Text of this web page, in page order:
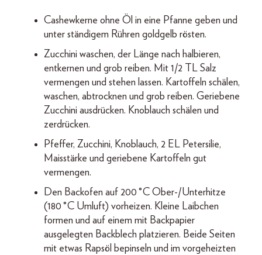
Cashewkerne ohne Öl in eine Pfanne geben und
unter ständigem Rühren goldgelb rösten.
Zucchini waschen, der Länge nach halbieren,
entkernen und grob reiben. Mit 1/2 TL Salz
vermengen und stehen lassen. Kartoffeln schälen,
waschen, abtrocknen und grob reiben. Geriebene
Zucchini ausdrücken. Knoblauch schälen und
zerdrücken.
Pfeffer, Zucchini, Knoblauch, 2 EL Petersilie,
Mais­stärke und geriebene Kartoffeln gut
vermengen.
Den Backofen auf 200 °C Ober-/Unterhitze
(180 °C Umluft) vorheizen. Kleine Laibchen
formen und auf einem mit Backpapier
ausgelegten Backblech platzieren. Beide Seiten
mit etwas Rapsöl bepinseln und im vorgeheizten